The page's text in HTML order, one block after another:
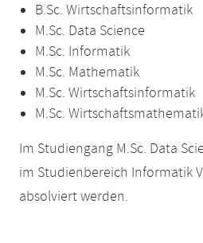
B.Sc. Wirtschaftsinformatik
M.Sc. Data Science
M.Sc. Informatik
M.Sc. Mathematik
M.Sc. Wirtschaftsinformatik
M.Sc.
Im Studiengang M.Sc. Data
im Studienbereich Informatik
absolviert werden.